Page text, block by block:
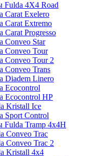
4X4 Road
Carat Exelero
Carat Extremo
Progresso
Conveo Star
Conveo Tour
Conveo Tour 2
Trans
Diadem Linero
Ecocontrol
Ecocontrol HP
Kristall Ice
Sport Control
Tramp 4x4H
Conveo Trac
Conveo Trac 2
Kristall 4x4